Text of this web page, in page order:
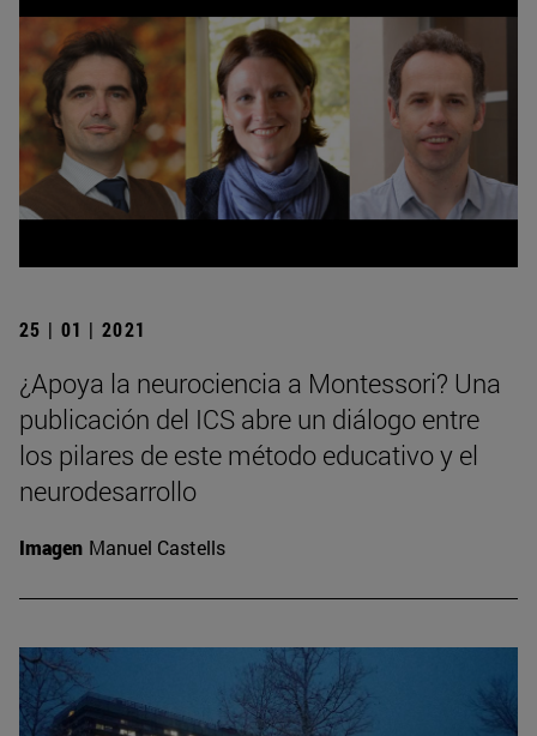
25 | 01 | 2021
¿Apoya la neurociencia a Montessori? Una
publicación del ICS abre un diálogo entre
los pilares de este método educativo y el
neurodesarrollo
Imagen Manuel Castells